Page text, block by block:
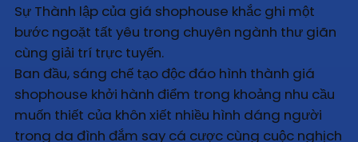
Sự Thành lập của giá shophouse khắc ghi một
bước ngoặt tất yêu trong chuyên ngành thư giãn
cùng giải trí trực tuyến.
Ban đầu, sáng chế tạo độc đáo hình thành giá
shophouse khởi hành điểm trong khoảng nhu cầu
muốn thiết của khôn xiết nhiều hình dáng người
trong da đình đắm say cá cược cùng cuộc nghịch